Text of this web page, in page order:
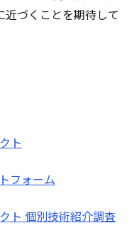
づくことを期待して
ト
フォーム
ト 個別技術紹介調査